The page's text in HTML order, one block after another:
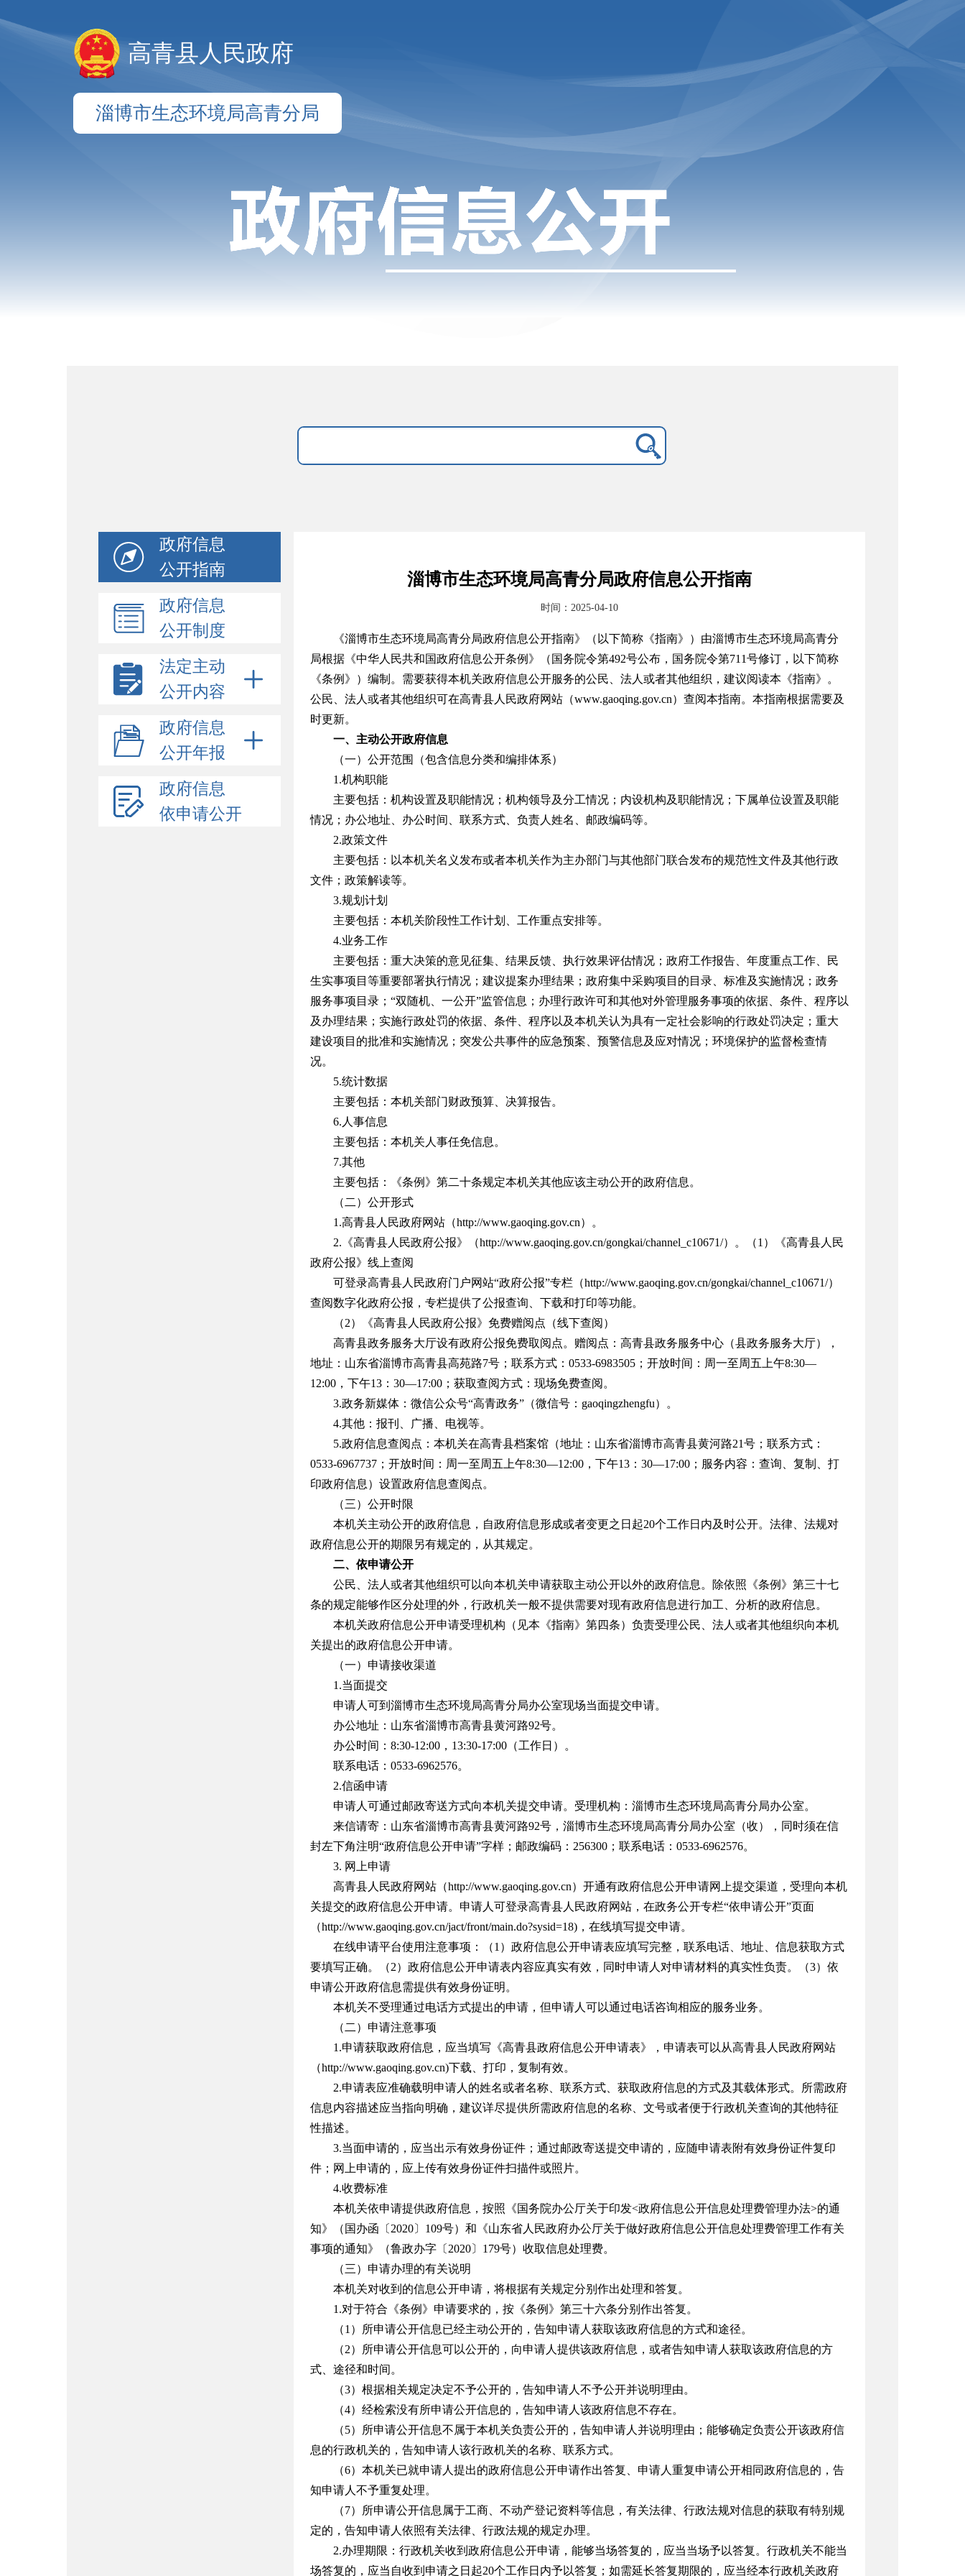
高青县人民政府
淄博市生态环境局高青分局
政府信息
公开指南
政府信息
公开制度
法定主动
公开内容
政府信息
公开年报
政府信息
依申请公开
淄博市生态环境局高青分局政府信息公开指南
时间：2025-04-10
《淄博市生态环境局高青分局政府信息公开指南》（以下简称《指南》）由淄博市生态环境局高青分
局根据《中华人民共和国政府信息公开条例》（国务院令第492号公布，国务院令第711号修订，以下简称
《条例》）编制。需要获得本机关政府信息公开服务的公民、法人或者其他组织，建议阅读本《指南》。
公民、法人或者其他组织可在高青县人民政府网站（www.gaoqing.gov.cn）查阅本指南。本指南根据需要及
时更新。
一、主动公开政府信息
（一）公开范围（包含信息分类和编排体系）
1.机构职能
主要包括：机构设置及职能情况；机构领导及分工情况；内设机构及职能情况；下属单位设置及职能
情况；办公地址、办公时间、联系方式、负责人姓名、邮政编码等。
2.政策文件
主要包括：以本机关名义发布或者本机关作为主办部门与其他部门联合发布的规范性文件及其他行政
文件；政策解读等。
3.规划计划
主要包括：本机关阶段性工作计划、工作重点安排等。
4.业务工作
主要包括：重大决策的意见征集、结果反馈、执行效果评估情况；政府工作报告、年度重点工作、民
生实事项目等重要部署执行情况；建议提案办理结果；政府集中采购项目的目录、标准及实施情况；政务
服务事项目录；“双随机、一公开”监管信息；办理行政许可和其他对外管理服务事项的依据、条件、程序以
及办理结果；实施行政处罚的依据、条件、程序以及本机关认为具有一定社会影响的行政处罚决定；重大
建设项目的批准和实施情况；突发公共事件的应急预案、预警信息及应对情况；环境保护的监督检查情
况。
5.统计数据
主要包括：本机关部门财政预算、决算报告。
6.人事信息
主要包括：本机关人事任免信息。
7.其他
主要包括：《条例》第二十条规定本机关其他应该主动公开的政府信息。
（二）公开形式
1.高青县人民政府网站（http://www.gaoqing.gov.cn）。
2.《高青县人民政府公报》（http://www.gaoqing.gov.cn/gongkai/channel_c10671/）。（1）《高青县人民
政府公报》线上查阅
可登录高青县人民政府门户网站“政府公报”专栏（http://www.gaoqing.gov.cn/gongkai/channel_c10671/）
查阅数字化政府公报，专栏提供了公报查询、下载和打印等功能。
（2）《高青县人民政府公报》免费赠阅点（线下查阅）
高青县政务服务大厅设有政府公报免费取阅点。赠阅点：高青县政务服务中心（县政务服务大厅），
地址：山东省淄博市高青县高苑路7号；联系方式：0533-6983505；开放时间：周一至周五上午8:30—
12:00，下午13：30—17:00；获取查阅方式：现场免费查阅。
3.政务新媒体：微信公众号“高青政务”（微信号：gaoqingzhengfu）。
4.其他：报刊、广播、电视等。
5.政府信息查阅点：本机关在高青县档案馆（地址：山东省淄博市高青县黄河路21号；联系方式：
0533-6967737；开放时间：周一至周五上午8:30—12:00，下午13：30—17:00；服务内容：查询、复制、打
印政府信息）设置政府信息查阅点。
（三）公开时限
本机关主动公开的政府信息，自政府信息形成或者变更之日起20个工作日内及时公开。法律、法规对
政府信息公开的期限另有规定的，从其规定。
二、依申请公开
公民、法人或者其他组织可以向本机关申请获取主动公开以外的政府信息。除依照《条例》第三十七
条的规定能够作区分处理的外，行政机关一般不提供需要对现有政府信息进行加工、分析的政府信息。
本机关政府信息公开申请受理机构（见本《指南》第四条）负责受理公民、法人或者其他组织向本机
关提出的政府信息公开申请。
（一）申请接收渠道
1.当面提交
申请人可到淄博市生态环境局高青分局办公室现场当面提交申请。
办公地址：山东省淄博市高青县黄河路92号。
办公时间：8:30-12:00，13:30-17:00（工作日）。
联系电话：0533-6962576。
2.信函申请
申请人可通过邮政寄送方式向本机关提交申请。受理机构：淄博市生态环境局高青分局办公室。
来信请寄：山东省淄博市高青县黄河路92号，淄博市生态环境局高青分局办公室（收），同时须在信
封左下角注明“政府信息公开申请”字样；邮政编码：256300；联系电话：0533-6962576。
3. 网上申请
高青县人民政府网站（http://www.gaoqing.gov.cn）开通有政府信息公开申请网上提交渠道，受理向本机
关提交的政府信息公开申请。申请人可登录高青县人民政府网站，在政务公开专栏“依申请公开”页面
（http://www.gaoqing.gov.cn/jact/front/main.do?sysid=18)，在线填写提交申请。
在线申请平台使用注意事项：（1）政府信息公开申请表应填写完整，联系电话、地址、信息获取方式
要填写正确。（2）政府信息公开申请表内容应真实有效，同时申请人对申请材料的真实性负责。（3）依
申请公开政府信息需提供有效身份证明。
本机关不受理通过电话方式提出的申请，但申请人可以通过电话咨询相应的服务业务。
（二）申请注意事项
1.申请获取政府信息，应当填写《高青县政府信息公开申请表》，申请表可以从高青县人民政府网站
（http://www.gaoqing.gov.cn)下载、打印，复制有效。
2.申请表应准确载明申请人的姓名或者名称、联系方式、获取政府信息的方式及其载体形式。所需政府
信息内容描述应当指向明确，建议详尽提供所需政府信息的名称、文号或者便于行政机关查询的其他特征
性描述。
3.当面申请的，应当出示有效身份证件；通过邮政寄送提交申请的，应随申请表附有效身份证件复印
件；网上申请的，应上传有效身份证件扫描件或照片。
4.收费标准
本机关依申请提供政府信息，按照《国务院办公厅关于印发<政府信息公开信息处理费管理办法>的通
知》（国办函〔2020〕109号）和《山东省人民政府办公厅关于做好政府信息公开信息处理费管理工作有关
事项的通知》（鲁政办字〔2020〕179号）收取信息处理费。
（三）申请办理的有关说明
本机关对收到的信息公开申请，将根据有关规定分别作出处理和答复。
1.对于符合《条例》申请要求的，按《条例》第三十六条分别作出答复。
（1）所申请公开信息已经主动公开的，告知申请人获取该政府信息的方式和途径。
（2）所申请公开信息可以公开的，向申请人提供该政府信息，或者告知申请人获取该政府信息的方
式、途径和时间。
（3）根据相关规定决定不予公开的，告知申请人不予公开并说明理由。
（4）经检索没有所申请公开信息的，告知申请人该政府信息不存在。
（5）所申请公开信息不属于本机关负责公开的，告知申请人并说明理由；能够确定负责公开该政府信
息的行政机关的，告知申请人该行政机关的名称、联系方式。
（6）本机关已就申请人提出的政府信息公开申请作出答复、申请人重复申请公开相同政府信息的，告
知申请人不予重复处理。
（7）所申请公开信息属于工商、不动产登记资料等信息，有关法律、行政法规对信息的获取有特别规
定的，告知申请人依照有关法律、行政法规的规定办理。
2.办理期限：行政机关收到政府信息公开申请，能够当场答复的，应当当场予以答复。行政机关不能当
场答复的，应当自收到申请之日起20个工作日内予以答复；如需延长答复期限的，应当经本行政机关政府